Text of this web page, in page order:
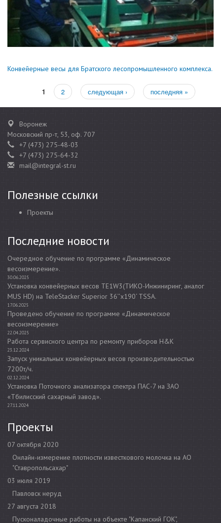
Конвейерные весы для Братского лесопромышленного комплекса.
1 2 следующая › последняя »
Воронеж
Московский пр-т, 53, оф. 707
+7 (473) 275-48-03
+7 (473) 275-64-32
mail@integral-st.ru
Полезные ссылки
Проекты
Последние новости
Очередное обучение по программе «Динамическое
весоизмерение».
30.06.2025
Установка конвейерных весов TE1W3(ТИКО-Инжиниринг, аналог
MUS HD) на TeleStacker Superior 36’’x190‘ TSSA.
17.06.2025
Проведено обучение по программе «Динамическое
весоизмерение»
22.04.2025
Работа сервисного центра по ремонту приборов H&K
23.12.2024
Запуск уникальных конвейерных весов производительностью
7200т/ч.
02.12.2024
Установка Поточного анализатора спектра ПАС-7 на ЗАО
«Тбилисский сахарный завод».
27.11.2024
Проекты
07 октября 2020
Онлайн-измерение плотности известкового молочка на АО
"Ставропольсахар"
03 июля 2019
Павловск неруд
27 августа 2018
Пусконаладочные работы на объекте "Капанский ГОК",